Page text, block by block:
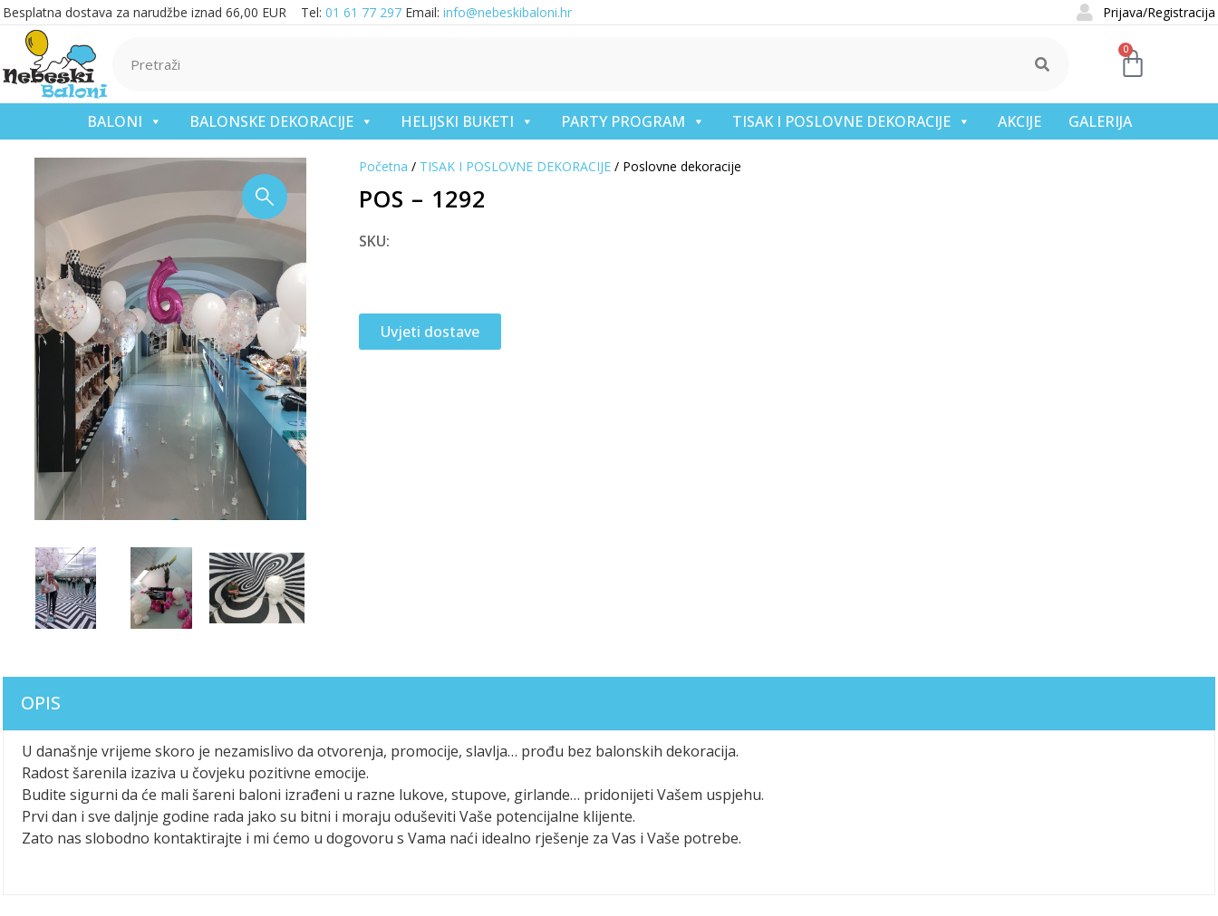
Besplatna dostava za narudžbe iznad 66,00 EUR Tel: 01 61 77 297 Email: info@nebeskibaloni.hr Prijava/Registracija
0
BALONI BALONSKE DEKORACIJE HELIJSKI BUKETI PARTY PROGRAM TISAK I POSLOVNE DEKORACIJE AKCIJE GALERIJA
Početna / TISAK I POSLOVNE DEKORACIJE/ Poslovne dekoracije
POS – 1292
SKU:
Uvjeti dostave
OPIS
U današnje vrijeme skoro je nezamislivo da otvorenja, promocije, slavlja… prođu bez balonskih dekoracija.
Radost šarenila izaziva u čovjeku pozitivne emocije.
Budite sigurni da će mali šareni baloni izrađeni u razne lukove, stupove, girlande… pridonijeti Vašem uspjehu.
Prvi dan i sve daljnje godine rada jako su bitni i moraju oduševiti Vaše potencijalne klijente.
Zato nas slobodno kontaktirajte i mi ćemo u dogovoru s Vama naći idealno rješenje za Vas i Vaše potrebe.